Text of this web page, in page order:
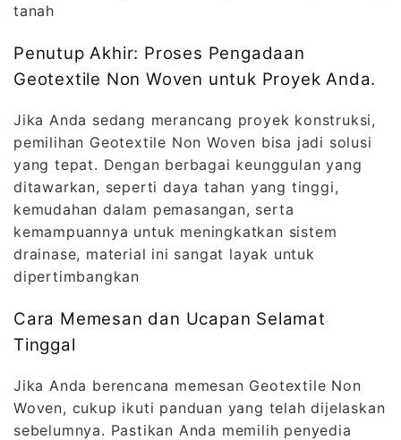
tanah
Penutup Akhir: Proses Pengadaan
Geotextile Non Woven untuk Proyek Anda.
Jika Anda sedang merancang proyek konstruksi,
pemilihan Geotextile Non Woven bisa jadi solusi
yang tepat. Dengan berbagai keunggulan yang
ditawarkan, seperti daya tahan yang tinggi,
kemudahan dalam pemasangan, serta
kemampuannya untuk meningkatkan sistem
drainase, material ini sangat layak untuk
dipertimbangkan
Cara Memesan dan Ucapan Selamat
Tinggal
Jika Anda berencana memesan Geotextile Non
Woven, cukup ikuti panduan yang telah dijelaskan
sebelumnya. Pastikan Anda memilih penyedia